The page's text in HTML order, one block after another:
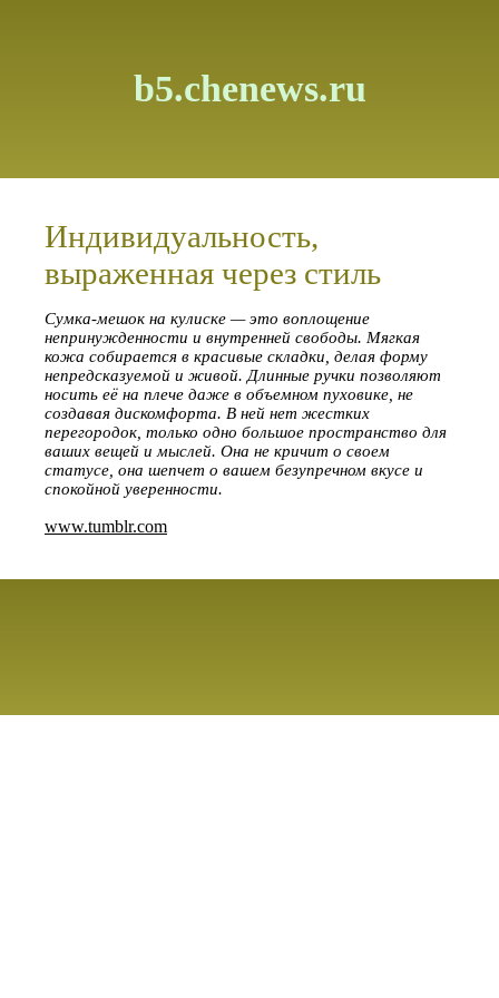
b5.chenews.ru
Индивидуальность,
выраженная через стиль
Сумка-мешок на кулиске — это воплощение
непринужденности и внутренней свободы. Мягкая
кожа собирается в красивые складки, делая форму
непредсказуемой и живой. Длинные ручки позволяют
носить её на плече даже в объемном пуховике, не
создавая дискомфорта. В ней нет жестких
перегородок, только одно большое пространство для
ваших вещей и мыслей. Она не кричит о своем
статусе, она шепчет о вашем безупречном вкусе и
спокойной уверенности.
www.tumblr.com